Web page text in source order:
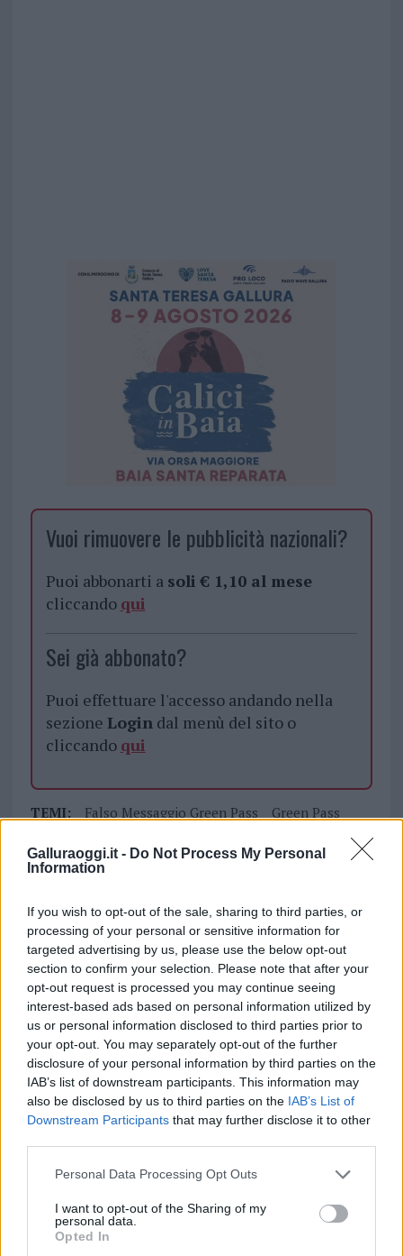
Galluraoggi.it - Do Not Process My Personal
Information
If you wish to opt-out of the sale, sharing to third parties, or
processing of your personal or sensitive information for
targeted advertising by us, please use the below opt-out
section to confirm your selection. Please note that after your
opt-out request is processed you may continue seeing
interest-based ads based on personal information utilized by
us or personal information disclosed to third parties prior to
your opt-out. You may separately opt-out of the further
disclosure of your personal information by third parties on the
IAB’s list of downstream participants. This information may
also be disclosed by us to third parties on the IAB’s List of
Downstream Participants that may further disclose it to other
Please note that this website/app uses one or more Google
not limited to your visit or usage behaviour. You may click to
grant or deny consent to Google and its third-party tags to
use your data for below specified purposes in below Google
Personal Data Processing Opt Outs
I want to opt-out of the Sharing of my
personal data.
Opted In
Vuoi rimuovere le pubblicità nazionali?
Puoi abbonarti a soli € 1,10 al mese
cliccando qui
Sei già abbonato?
Puoi effettuare l'accesso andando nella
sezione Logindal menù del sito o
cliccando qui
TEMI: Falso Messaggio Green Pass
Green Pass
Entra nel canale telegram di
GalluraOggi.it
Inviaci le tue segnalazioni,
i tuoi video e le tue foto
Su WhatsApp al numero +39
345 356 7512
Ricevi le nostre ultime news